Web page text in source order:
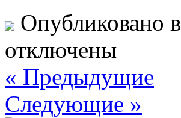
Опубликовано в
отключены
« Предыдущие
Следующие »